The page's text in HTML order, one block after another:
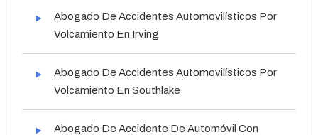
Abogado De Accidentes Automovilísticos Por
Volcamiento En Irving
Abogado De Accidentes Automovilísticos Por
Volcamiento En Southlake
Abogado De Accidente De Automóvil Con